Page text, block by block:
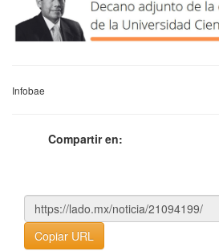
Infobae
Compartir en:
Copiar URL